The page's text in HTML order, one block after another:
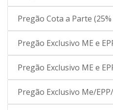
Pregão Cota a Parte (25%
Pregão Exclusivo ME e
Pregão Exclusivo ME e
Pregão Exclusivo Me/